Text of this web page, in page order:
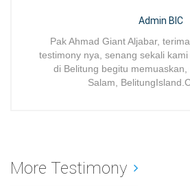
Admin BIC
Pak Ahmad Giant Aljabar,
testimony nya, senang sekali
di Belitung begitu
Salam,
More Testimony